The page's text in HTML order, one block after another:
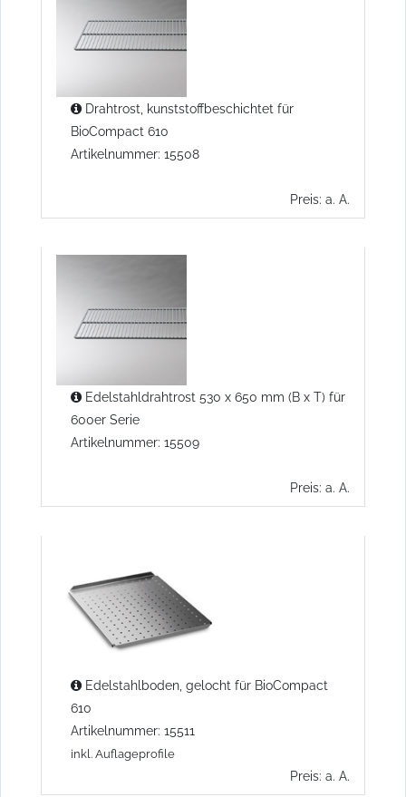
Drahtrost, kunststoffbeschichtet für
BioCompact 610
Artikelnummer: 15508
Preis: a. A.
Edelstahldrahtrost 530 x 650 mm (B x T) für
600er Serie
Artikelnummer: 15509
Preis: a. A.
Edelstahlboden, gelocht für BioCompact
610
Artikelnummer: 15511
inkl. Auflageprofile
Preis: a. A.